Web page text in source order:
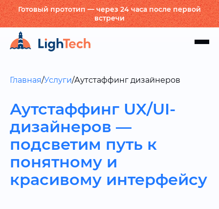
Готовый прототип — через 24 часа после первой
встречи
Главная/Услуги/Аутстаффинг дизайнеров
Аутстаффинг UX/UI-
дизайнеров —
подсветим путь к
понятному и
красивому интерфейсу